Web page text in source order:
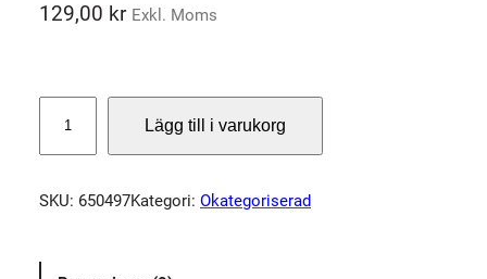
129,00 kr Exkl. Moms
t
i
g
Lägg till i varukorg
SKU: 650497Kategori: Okategoriserad